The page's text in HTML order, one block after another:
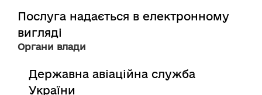
Послуга надається в електронному
вигляді
Органи влади
Державна авіаційна служба
України